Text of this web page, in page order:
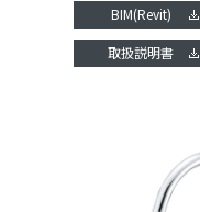
BIM(Revit)
取扱説明書